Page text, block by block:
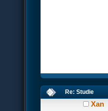
Re: Studie
Xan